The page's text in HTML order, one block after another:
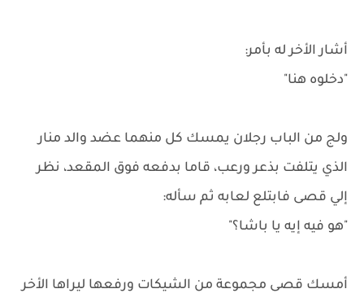
أشار الأخر له بأمر:
"دخلوه هنا"
ولج من الباب رجلان يمسك كل منهما عضد والد منار
الذي يتلفت بذعر ورعب، قاما بدفعه فوق المقعد، نظر
إلي قصى فابتلع لعابه ثم سأله:
"هو فيه إيه يا باشا؟"
أمسك قصى مجموعة من الشيكات ورفعها ليراها الأخر